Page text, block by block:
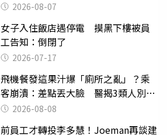
2026-08-07
女子入住飯店遇停電 摸黑下樓被員
工告知：倒閉了
2026-07-17
飛機餐發這果汁爆「廁所之亂」？乘
客崩潰：差點丟大臉 醫揭3類人別亂
喝 2026-08-08
前員工才轉投李多慧！Joeman再談建